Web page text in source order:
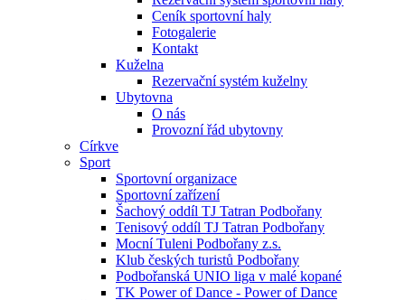
Ceník sportovní haly
Fotogalerie
Kontakt
Kuželna
Rezervační systém kuželny
Ubytovna
O nás
Provozní řád ubytovny
Církve
Sport
Sportovní organizace
Sportovní zařízení
Šachový oddíl TJ Tatran Podbořany
Tenisový oddíl TJ Tatran Podbořany
Mocní Tuleni Podbořany z.s.
Klub českých turistů Podbořany
Podbořanská UNIO liga v malé kopané
TK Power of Dance - Power of Dance